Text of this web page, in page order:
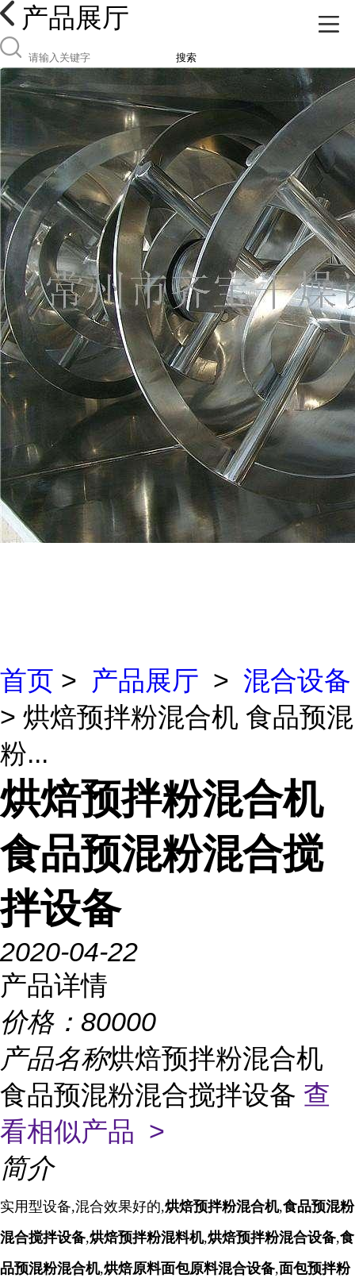
产品展厅
搜索
首页 > 产品展厅 > 混合设备
> 烘焙预拌粉混合机 食品预混
粉...
烘焙预拌粉混合机
食品预混粉混合搅
拌设备
2020-04-22
产品详情
价格： 80000
产品名称烘焙预拌粉混合机
食品预混粉混合搅拌设备 查
看相似产品 >
简介
实用型设备,混合效果好的,烘焙预拌粉混合机,食品预混粉
混合搅拌设备,烘焙预拌粉混料机,烘焙预拌粉混合设备,食
品预混粉混合机,烘焙原料面包原料混合设备,面包预拌粉